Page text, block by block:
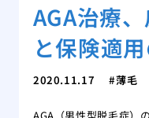
AGA治療
と保険適
2020.11.17 薄毛